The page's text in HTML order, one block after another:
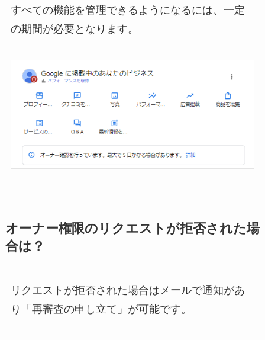
すべての機能を管理できるようになるには、一定
の期間が必要となります。
オーナー権限のリクエストが拒否された場
合は？
リクエストが拒否された場合はメールで通知があ
り「再審査の申し立て」が可能です。